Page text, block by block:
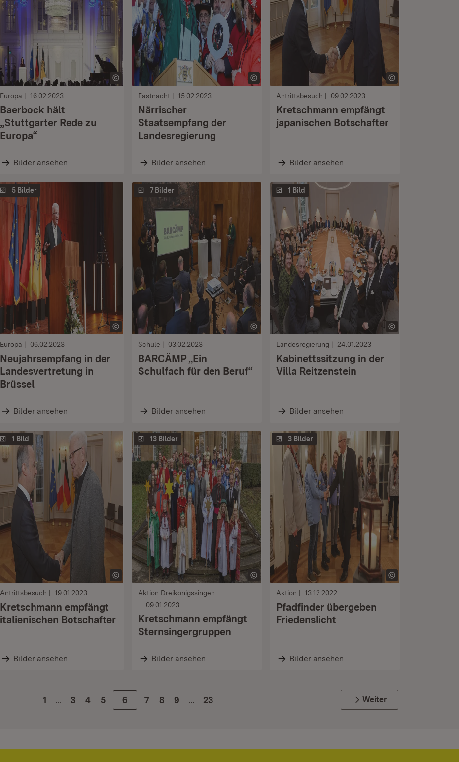
Europa 16.02.2023
Baerbock hält
„Stuttgarter Rede zu
Europa“
Bilder ansehen
Fastnacht 15.02.2023
Närrischer
Staatsempfang der
Landesregierung
Bilder ansehen
Antrittsbesuch 09.02.2023
Kretschmann empfängt
japanischen Botschafter
Bilder ansehen
5 Bilder
Europa 06.02.2023
Neujahrsempfang in der
Landesvertretung in
Brüssel
Bilder ansehen
7 Bilder
Schule 03.02.2023
BARCÄMP „Ein
Schulfach für den Beruf“
Bilder ansehen
1 Bild
Landesregierung 24.01.2023
Kabinettssitzung in der
Villa Reitzenstein
Bilder ansehen
1 Bild
Antrittsbesuch 19.01.2023
Kretschmann empfängt
italienischen Botschafter
Bilder ansehen
13 Bilder
Aktion Dreikönigssingen
09.01.2023
Kretschmann empfängt
Sternsingergruppen
Bilder ansehen
3 Bilder
Aktion 13.12.2022
Pfadfinder übergeben
Friedenslicht
Bilder ansehen
1 Zur Seite
3 Zur Seite
4 Zur Seite
5 Zur Seite
6 Zur Seite
7 Zur Seite
8 Zur Seite
9 23 Weiter